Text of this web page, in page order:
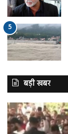
बड़ी खबर